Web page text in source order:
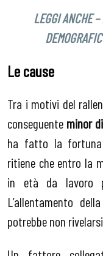
LEGGI ANCHE
Le cause
Tra i motivi del
conseguente minor
ha fatto la fortuna
ritiene che entro la
in età da lavoro
L’allentamento
potrebbe non